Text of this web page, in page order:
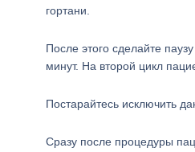
гортани.
После этого сделайте
минут. На второй цикл
Постарайтесь исключить
Сразу после процедуры